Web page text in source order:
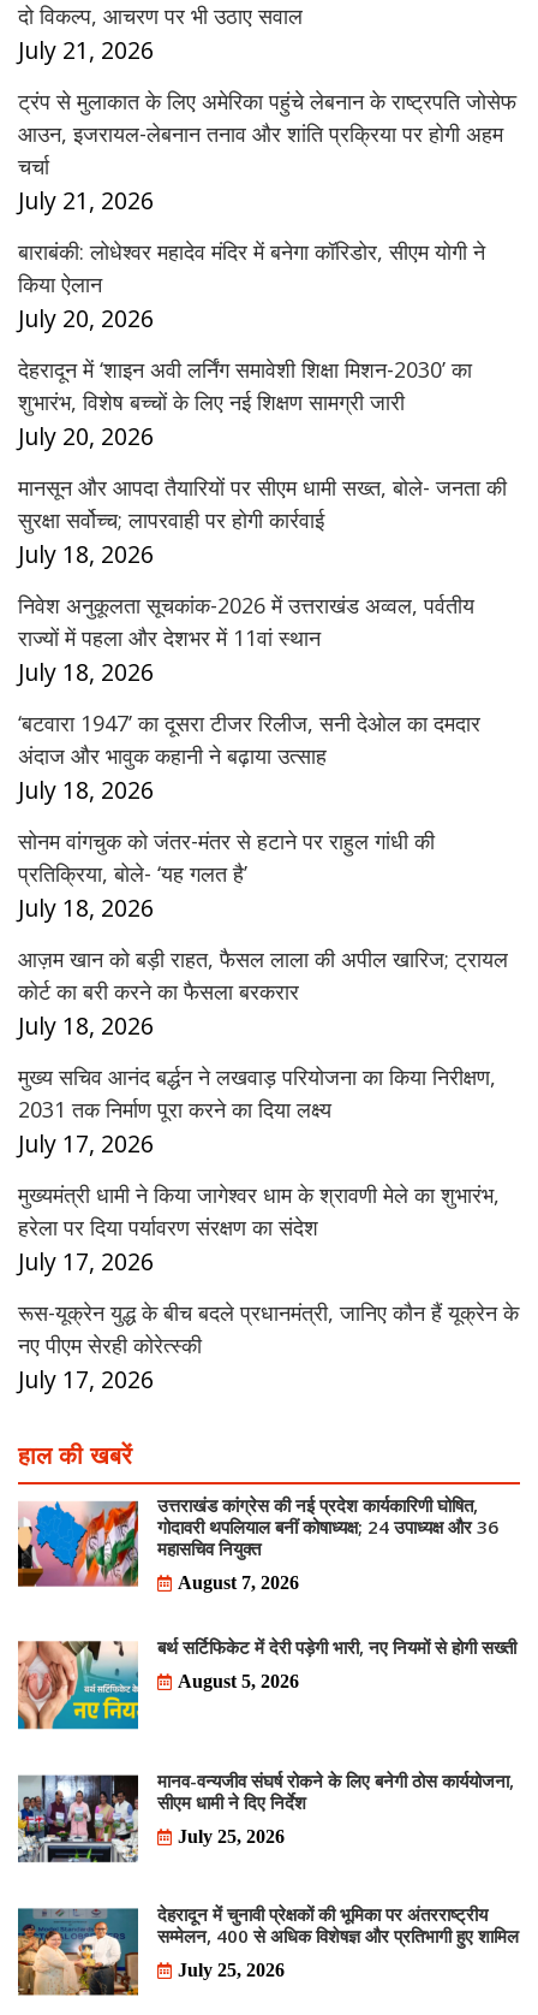
दो विकल्प, आचरण पर भी उठाए सवाल
July 21, 2026
ट्रंप से मुलाकात के लिए अमेरिका पहुंचे लेबनान के राष्ट्रपति जोसेफ
आउन, इजरायल-लेबनान तनाव और शांति प्रक्रिया पर होगी अहम
चर्चा
July 21, 2026
बाराबंकी: लोधेश्वर महादेव मंदिर में बनेगा कॉरिडोर, सीएम योगी ने
किया ऐलान
July 20, 2026
देहरादून में ‘शाइन अवी लर्निंग समावेशी शिक्षा मिशन-2030’ का
शुभारंभ, विशेष बच्चों के लिए नई शिक्षण सामग्री जारी
July 20, 2026
मानसून और आपदा तैयारियों पर सीएम धामी सख्त, बोले- जनता की
सुरक्षा सर्वोच्च; लापरवाही पर होगी कार्रवाई
July 18, 2026
निवेश अनुकूलता सूचकांक-2026 में उत्तराखंड अव्वल, पर्वतीय
राज्यों में पहला और देशभर में 11वां स्थान
July 18, 2026
‘बटवारा 1947’ का दूसरा टीजर रिलीज, सनी देओल का दमदार
अंदाज और भावुक कहानी ने बढ़ाया उत्साह
July 18, 2026
सोनम वांगचुक को जंतर-मंतर से हटाने पर राहुल गांधी की
प्रतिक्रिया, बोले- ‘यह गलत है’
July 18, 2026
आज़म खान को बड़ी राहत, फैसल लाला की अपील खारिज; ट्रायल
कोर्ट का बरी करने का फैसला बरकरार
July 18, 2026
मुख्य सचिव आनंद बर्द्धन ने लखवाड़ परियोजना का किया निरीक्षण,
2031 तक निर्माण पूरा करने का दिया लक्ष्य
July 17, 2026
मुख्यमंत्री धामी ने किया जागेश्वर धाम के श्रावणी मेले का शुभारंभ,
हरेला पर दिया पर्यावरण संरक्षण का संदेश
July 17, 2026
रूस-यूक्रेन युद्ध के बीच बदले प्रधानमंत्री, जानिए कौन हैं यूक्रेन के
नए पीएम सेरही कोरेत्स्की
July 17, 2026
हाल की खबरें
उत्तराखंड कांग्रेस की नई प्रदेश कार्यकारिणी घोषित,
गोदावरी थपलियाल बनीं कोषाध्यक्ष; 24 उपाध्यक्ष और 36
महासचिव नियुक्त
August 7, 2026
बर्थ सर्टिफिकेट में देरी पड़ेगी भारी, नए नियमों से होगी सख्ती
August 5, 2026
मानव-वन्यजीव संघर्ष रोकने के लिए बनेगी ठोस कार्ययोजना,
सीएम धामी ने दिए निर्देश
July 25, 2026
देहरादून में चुनावी प्रेक्षकों की भूमिका पर अंतरराष्ट्रीय
सम्मेलन, 400 से अधिक विशेषज्ञ और प्रतिभागी हुए शामिल
July 25, 2026